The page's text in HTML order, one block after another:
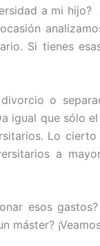
a mi hijo?
Si tienes
o
igual que sólo
Lo
a
esos
máster?